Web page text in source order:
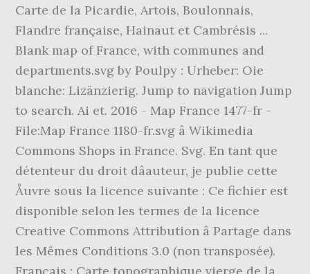
Carte de la Picardie, Artois, Boulonnais,
Flandre française, Hainaut et Cambrésis ...
Blank map of France, with communes and
departments.svg by Poulpy : Urheber: Oie
blanche: Lizänzierig. Jump to navigation Jump
to search. Ai et. 2016 - Map France 1477-fr -
File:Map France 1180-fr.svg â Wikimedia
Commons Shops in France. Svg. En tant que
détenteur du droit dâauteur, je publie cette
Åuvre sous la licence suivante : Ce fichier est
disponible selon les termes de la licence
Creative Commons Attribution â Partage dans
les Mêmes Conditions 3.0 (non transposée).